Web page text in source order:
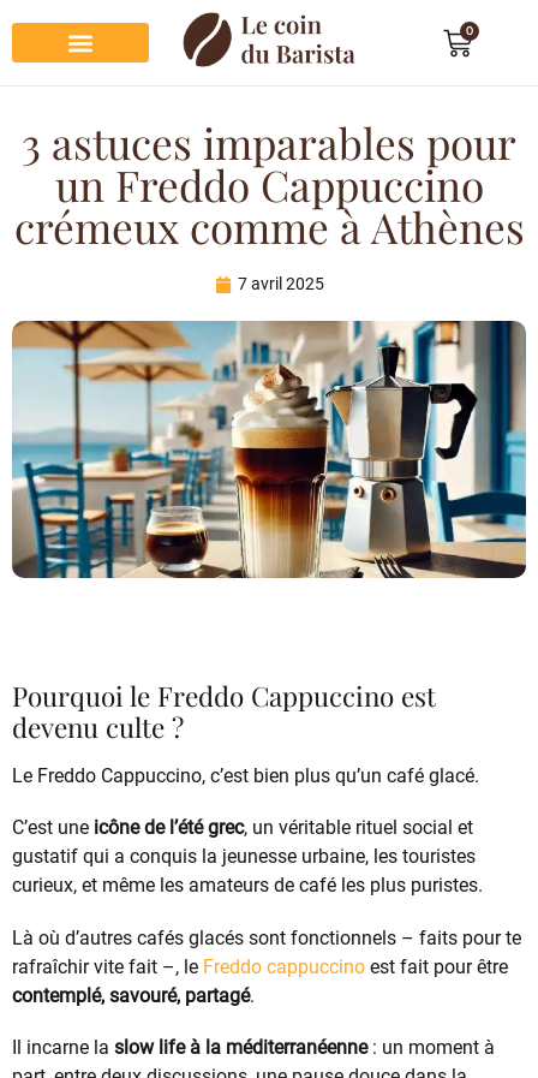
0
3 astuces imparables pour
un Freddo Cappuccino
crémeux comme à Athènes
7 avril 2025
Pourquoi le Freddo Cappuccino est
devenu culte ?
Le Freddo Cappuccino, c’est bien plus qu’un café glacé.
C’est une icône de l’été grec, un véritable rituel social et
gustatif qui a conquis la jeunesse urbaine, les touristes
curieux, et même les amateurs de café les plus puristes.
Là où d’autres cafés glacés sont fonctionnels – faits pour te
rafraîchir vite fait –, le Freddo cappuccino est fait pour être
contemplé, savouré, partagé.
Il incarne la slow life à la méditerranéenne: un moment à